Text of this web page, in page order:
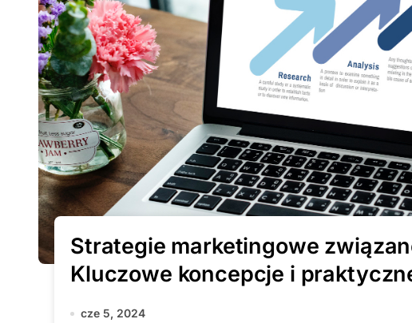
Strategie marketingowe
Kluczowe koncepcje i
cze 5, 2024